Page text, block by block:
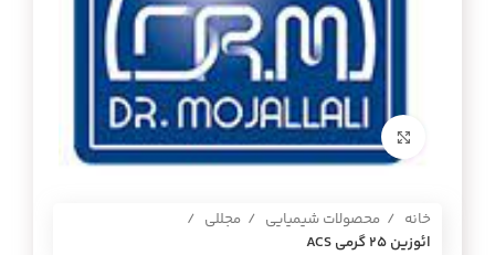
برای بزرگنمایی کلیک کنید
خانه محصولات شیمیایی
مجللی
ائوزين 25 گرمي ACS